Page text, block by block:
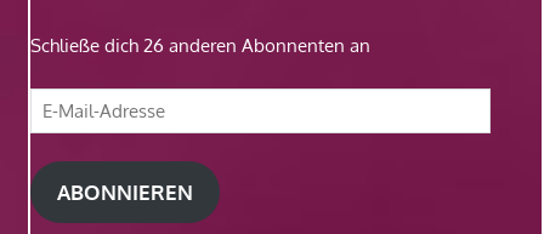
Schließe dich 26 anderen Abonnenten an
E-
Mail-
Adresse
ABONNIEREN